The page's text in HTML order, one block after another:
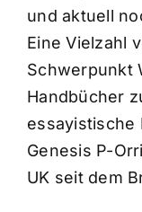
und aktuell
Eine Vielzahl
Schwerpunkt
Handbücher
essayistische
Genesis P-
UK seit dem